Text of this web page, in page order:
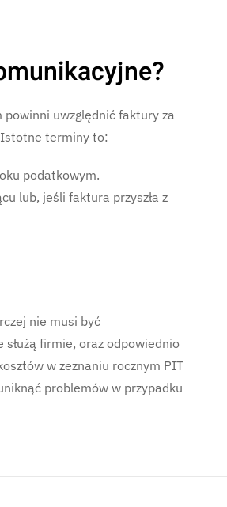
uwzględnić faktury za
Istotne terminy to:
podatkowym.
lub, jeśli faktura przyszła z
nie musi być
firmie, oraz odpowiednio
w zeznaniu rocznym PIT
problemów w przypadku